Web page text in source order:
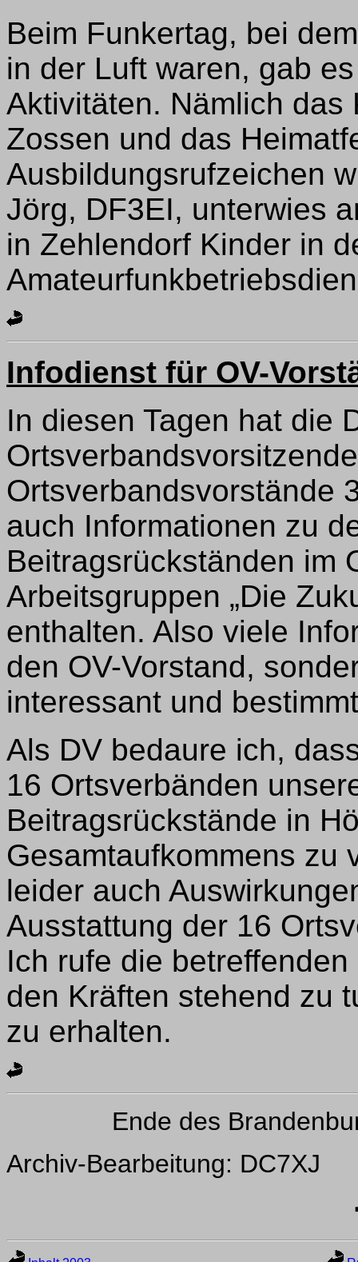
Beim Funkertag, bei
in der Luft waren, gab
Aktivitäten. Nämlich
Zossen und das
Ausbildungsrufzeichen
Jörg, DF3EI, unterwies
in Zehlendorf Kinder in
Infodienst für OV-
In diesen Tagen hat die
Ortsverbandsvorstände
auch Informationen zu
Beitragsrückständen im
Arbeitsgruppen „Die
enthalten. Also viele
den OV-Vorstand,
interessant und
Als DV bedaure ich,
16 Ortsverbänden
Beitragsrückstände in
Gesamtaufkommens zu
leider auch
Ausstattung der 16
Ich rufe die
den Kräften stehend zu
zu erhalten.
Ende des
Archiv-Bearbeitung: DC7XJ